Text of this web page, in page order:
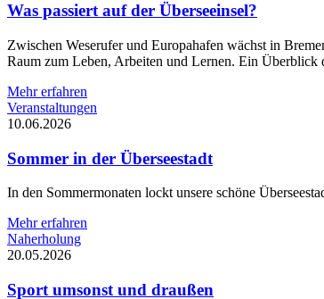
Was passiert auf der Überseeinsel?
Zwischen Weserufer und Europahafen wächst in
Raum zum Leben, Arbeiten und Lernen. Ein Überblick
Mehr erfahren
Veranstaltungen
10.06.2026
Sommer in der Überseestadt
In den Sommermonaten lockt unsere schöne
Mehr erfahren
Naherholung
20.05.2026
Sport umsonst und draußen